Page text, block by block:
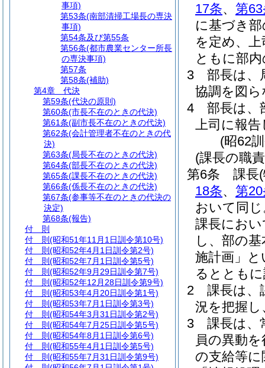
17条、 第
に基づき
を定め、
ともに部
3
部長は、
協調を図
4
部長は、
上司に報
(昭62
(課長の職
第6条
課長
18条、 第
おいて同じ
課長にお
し、部の
施計画」と
るととも
2
課長は、
況を把握
3
課長は、
員の異動
の支給等
事項)
第53条(南部清掃工場長の専決
事項)
第54条及び第55条
第56条(都市農業センター所長
の専決事項)
第57条
第58条(補助)
第4章
代決
第59条(代決の原則)
第60条(市長不在のときの代決)
第61条(副市長不在のときの代決)
第62条(会計管理者不在のときの代
決)
第63条(局長不在のときの代決)
第64条(部長不在のときの代決)
第65条(課長不在のときの代決)
第66条(係長不在のときの代決)
第67条(参事等不在のときの代決の
決定)
第68条(報告)
付 則
付 則 (昭和51年11月1日訓令第10号)
付 則 (昭和52年4月1日訓令第2号)
付 則 (昭和52年7月1日訓令第5号)
付 則 (昭和52年9月29日訓令第7号)
付 則 (昭和52年12月28日訓令第9号)
付 則 (昭和53年4月20日訓令第1号)
付 則 (昭和53年7月1日訓令第3号)
付 則 (昭和54年3月31日訓令第2号)
付 則 (昭和54年7月25日訓令第5号)
付 則 (昭和54年8月1日訓令第6号)
付 則 (昭和55年4月1日訓令第5号)
付 則 (昭和55年7月31日訓令第9号)